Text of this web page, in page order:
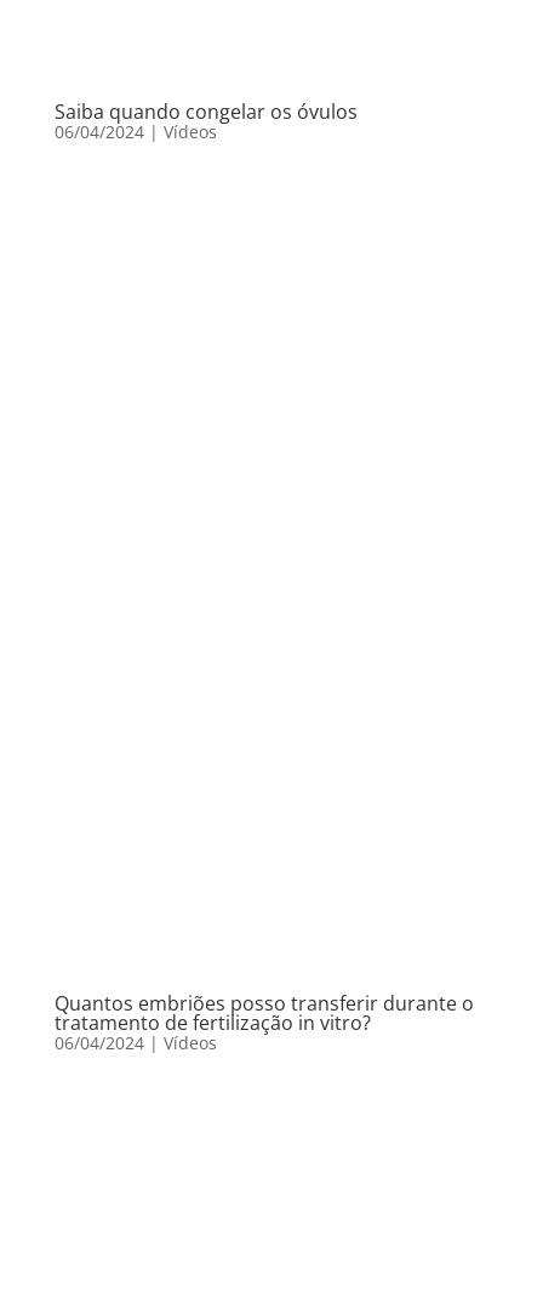
Saiba quando congelar os óvulos
06/04/2024| Vídeos
Quantos embriões posso transferir durante o
tratamento de fertilização in vitro?
06/04/2024| Vídeos